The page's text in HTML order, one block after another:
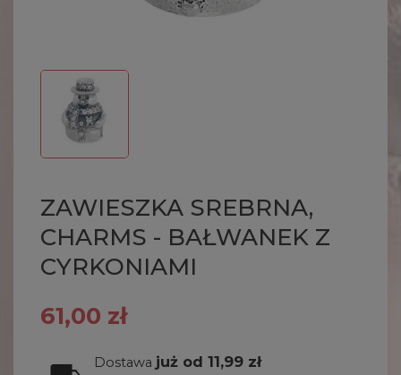
ZAWIESZKA SREBRNA,
CHARMS - BAŁWANEK Z
CYRKONIAMI
61,00 zł
Dostawa już od 11,99 zł